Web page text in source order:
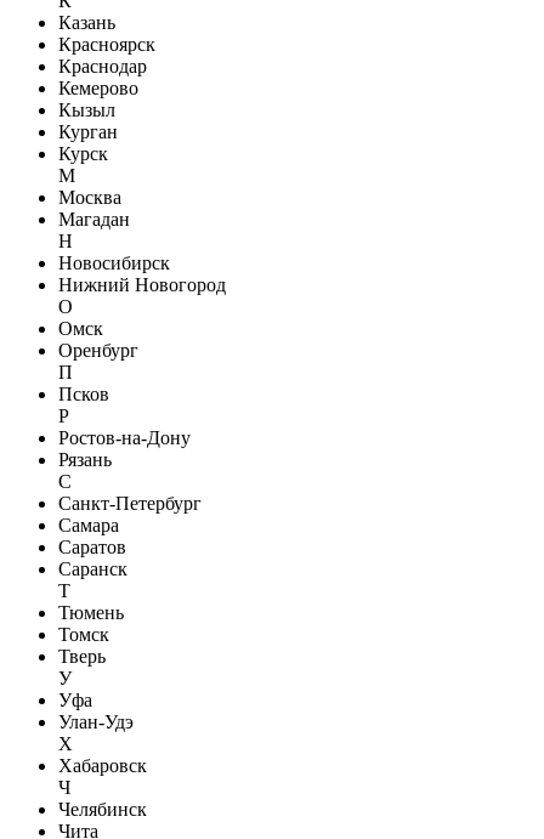
Казань
Красноярск
Краснодар
Кемерово
Кызыл
Курган
Курск
М
Москва
Магадан
Н
Новосибирск
Нижний Новогород
О
Омск
Оренбург
П
Псков
Р
Ростов-на-Дону
Рязань
С
Санкт-Петербург
Самара
Саратов
Саранск
Т
Тюмень
Томск
Тверь
У
Уфа
Улан-Удэ
Х
Хабаровск
Ч
Челябинск
Чита